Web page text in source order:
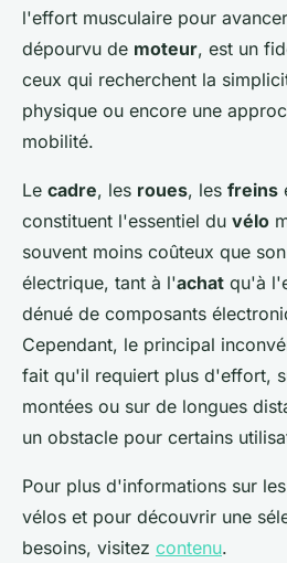
l'effort musculaire pour
dépourvu de moteur, est un
ceux qui recherchent la
physique ou encore une
mobilité.
Le cadre, les roues, les freins
constituent l'essentiel du vélo
souvent moins coûteux que
électrique, tant à l'achat qu'à
dénué de composants
Cependant, le principal
fait qu'il requiert plus d'effort,
montées ou sur de longues
un obstacle pour certains
Pour plus d'informations sur
vélos et pour découvrir une
besoins, visitez contenu.